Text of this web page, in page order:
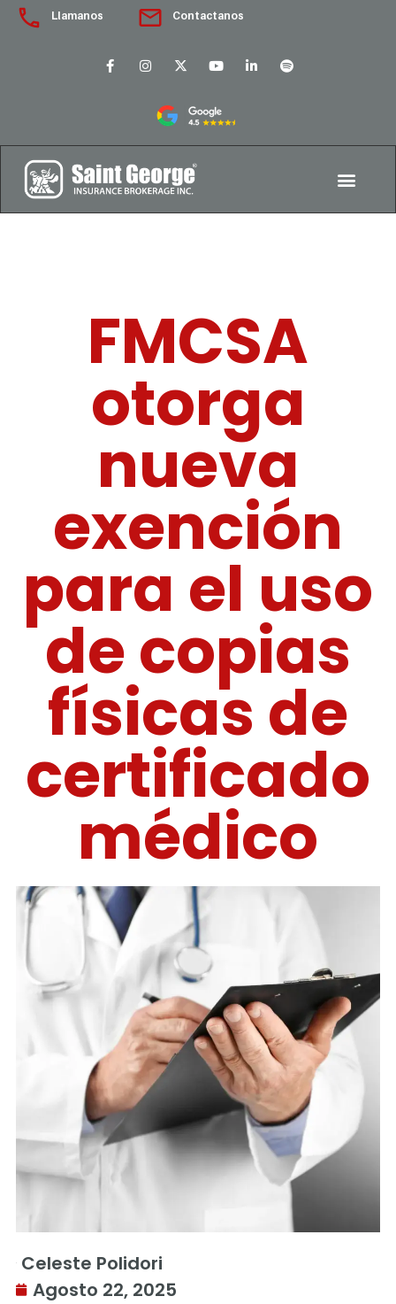
Llamanos Contactanos
FMCSA
otorga
nueva
exención
para el uso
de copias
físicas de
certificado
médico
Celeste Polidori
Agosto 22, 2025